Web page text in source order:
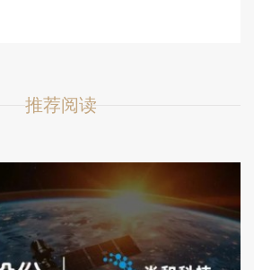
推荐阅读